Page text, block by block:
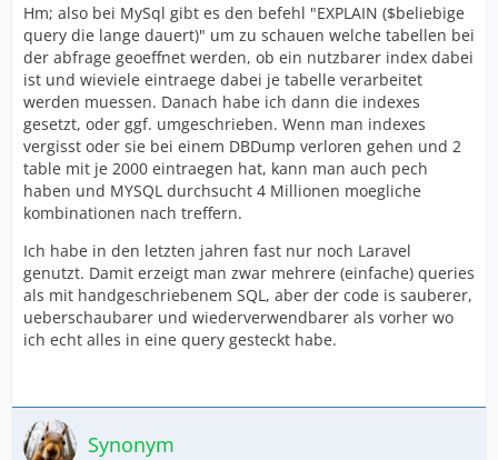
Hm; also bei MySql gibt es den befehl "EXPLAIN ($beliebige
query die lange dauert)" um zu schauen welche tabellen bei
der abfrage geoeffnet werden, ob ein nutzbarer index dabei
ist und wieviele eintraege dabei je tabelle verarbeitet
werden muessen. Danach habe ich dann die indexes
gesetzt, oder ggf. umgeschrieben. Wenn man indexes
vergisst oder sie bei einem DBDump verloren gehen und 2
table mit je 2000 eintraegen hat, kann man auch pech
haben und MYSQL durchsucht 4 Millionen moegliche
kombinationen nach treffern.
Ich habe in den letzten jahren fast nur noch Laravel
genutzt. Damit erzeigt man zwar mehrere (einfache) queries
als mit handgeschriebenem SQL, aber der code is sauberer,
ueberschaubarer und wiederverwendbarer als vorher wo
ich echt alles in eine query gesteckt habe.
Synonym